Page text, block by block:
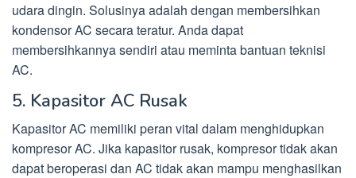
udara dingin. Solusinya adalah dengan membersihkan
kondensor AC secara teratur. Anda dapat
membersihkannya sendiri atau meminta bantuan teknisi
AC.
5. Kapasitor AC Rusak
Kapasitor AC memiliki peran vital dalam menghidupkan
kompresor AC. Jika kapasitor rusak, kompresor tidak akan
dapat beroperasi dan AC tidak akan mampu menghasilkan